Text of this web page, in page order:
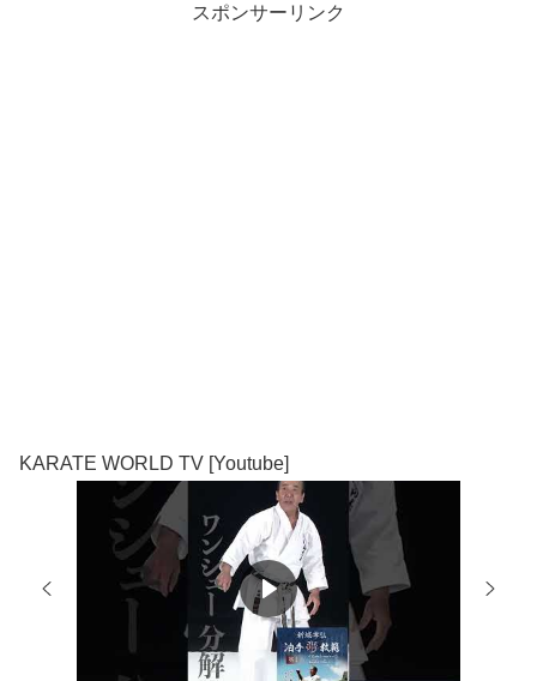
スポンサーリンク
KARATE WORLD TV [Youtube]